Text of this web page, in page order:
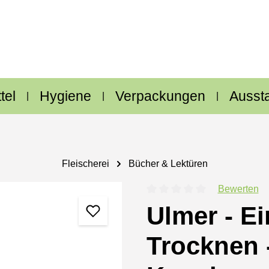
Hygiene Verpackungen
Fleischerei Bücher & Lektüren
Bewerten
Ulmer -
Trocknen